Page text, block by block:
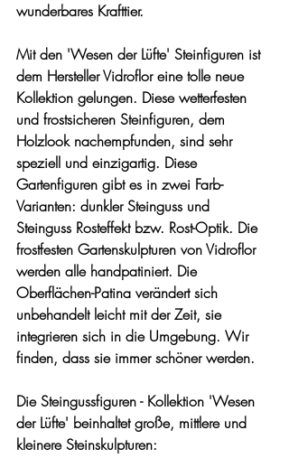
wunderbares Krafttier.
Mit den 'Wesen der Lüfte' Steinfiguren ist
dem Hersteller Vidroflor eine tolle neue
Kollektion gelungen. Diese wetterfesten
und frostsicheren Steinfiguren, dem
Holzlook nachempfunden, sind sehr
speziell und einzigartig. Diese
Gartenfiguren gibt es in zwei Farb-
Varianten: dunkler Steinguss und
Steinguss Rosteffekt bzw. Rost-Optik. Die
frostfesten Gartenskulpturen von Vidroflor
werden alle handpatiniert. Die
Oberflächen-Patina verändert sich
unbehandelt leicht mit der Zeit, sie
integrieren sich in die Umgebung. Wir
finden, dass sie immer schöner werden.
Die Steingussfiguren - Kollektion 'Wesen
der Lüfte' beinhaltet große, mittlere und
kleinere Steinskulpturen: